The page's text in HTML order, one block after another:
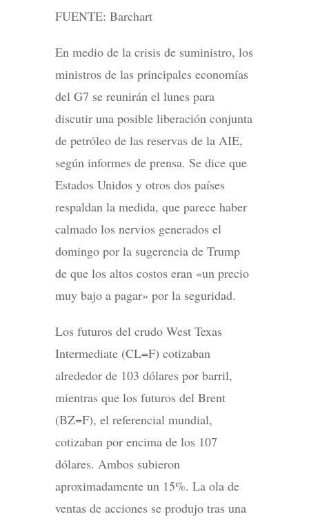
FUENTE: Barchart
En medio de la crisis de suministro, los
ministros de las principales economías
del G7 se reunirán el lunes para
discutir una posible liberación conjunta
de petróleo de las reservas de la AIE,
según informes de prensa. Se dice que
Estados Unidos y otros dos países
respaldan la medida, que parece haber
calmado los nervios generados el
domingo por la sugerencia de Trump
de que los altos costos eran «un precio
muy bajo a pagar» por la seguridad.
Los futuros del crudo West Texas
Intermediate (CL=F) cotizaban
alrededor de 103 dólares por barril,
mientras que los futuros del Brent
(BZ=F), el referencial mundial,
cotizaban por encima de los 107
dólares. Ambos subieron
aproximadamente un 15%. La ola de
ventas de acciones se produjo tras una